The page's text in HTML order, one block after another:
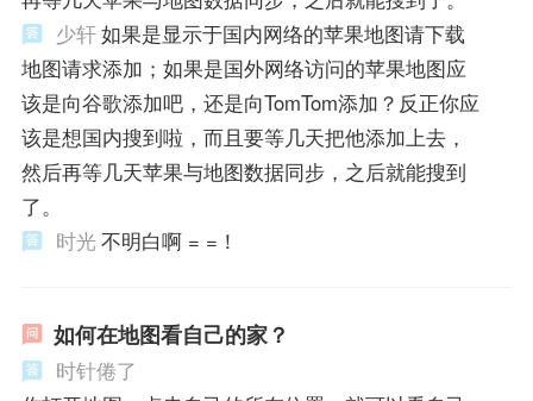
少轩如果是显示于国内网络的苹果地图请下载
地图请求添加；如果是国外网络访问的苹果地图应
该是向谷歌添加吧，还是向TomTom添加？反正你应
该是想国内搜到啦，而且要等几天把他添加上去，
然后再等几天苹果与地图数据同步，之后就能搜到
了。
时光不明白啊 = =！
如何在地图看自己的家？
时针倦了